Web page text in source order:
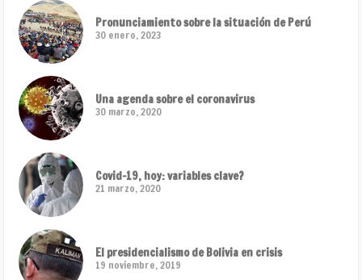
Pronunciamiento sobre la situación de Perú
30 enero, 2023
Una agenda sobre el coronavirus
30 marzo, 2020
Covid-19, hoy: variables clave?
21 marzo, 2020
El presidencialismo de Bolivia en crisis
19 noviembre, 2019